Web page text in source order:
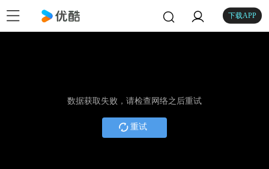
下载APP
数据获取失败，请检查网络之后重试
重试